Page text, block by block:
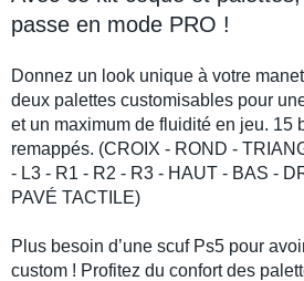
passe en mode PRO !
Donnez un look unique à votre
deux palettes customisables pour
et un maximum de fluidité en jeu. 15
remappés. (CROIX - ROND -
- L3 - R1 - R2 - R3 - HAUT - BAS -
PAVÉ TACTILE)
Plus besoin d’une scuf Ps5 pour
custom ! Profitez du confort des